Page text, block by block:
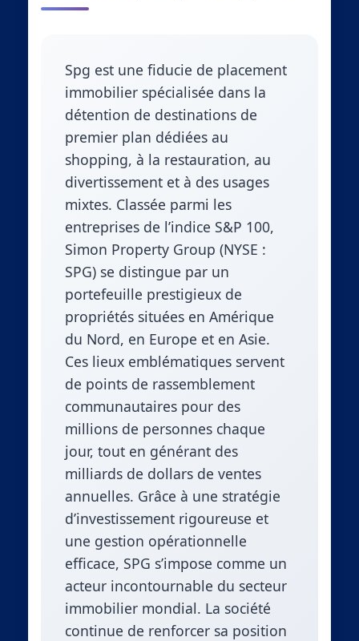
Spg est une fiducie de placement
immobilier spécialisée dans la
détention de destinations de
premier plan dédiées au
shopping, à la restauration, au
divertissement et à des usages
mixtes. Classée parmi les
entreprises de l’indice S&P 100,
Simon Property Group (NYSE :
SPG) se distingue par un
portefeuille prestigieux de
propriétés situées en Amérique
du Nord, en Europe et en Asie.
Ces lieux emblématiques servent
de points de rassemblement
communautaires pour des
millions de personnes chaque
jour, tout en générant des
milliards de dollars de ventes
annuelles. Grâce à une stratégie
d’investissement rigoureuse et
une gestion opérationnelle
efficace, SPG s’impose comme un
acteur incontournable du secteur
immobilier mondial. La société
continue de renforcer sa position